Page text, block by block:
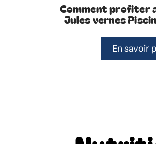
Comment profiter
Jules vernes
En savoir